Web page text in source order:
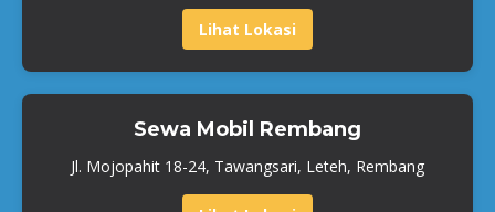
Lihat Lokasi
Sewa Mobil Rembang
Jl. Mojopahit 18-24, Tawangsari, Leteh, Rembang